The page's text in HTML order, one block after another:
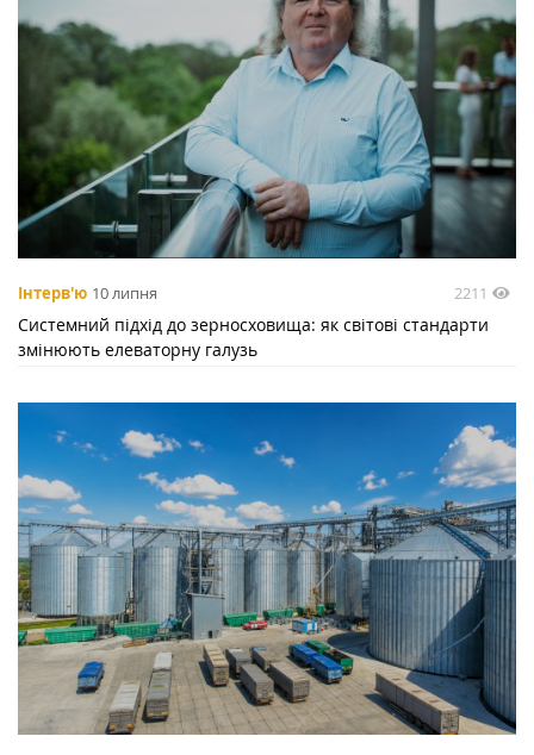
Інтерв'ю 10 липня 2211
Системний підхід до зерносховища: як світові стандарти
змінюють елеваторну галузь